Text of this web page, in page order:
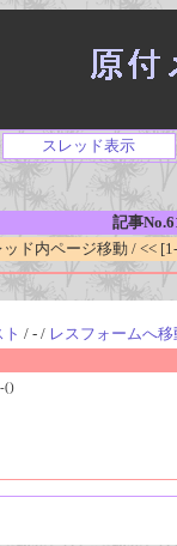
スレッド表示
記事
ッド内ページ移動 / <<
/ - / レスフォームへ移
()